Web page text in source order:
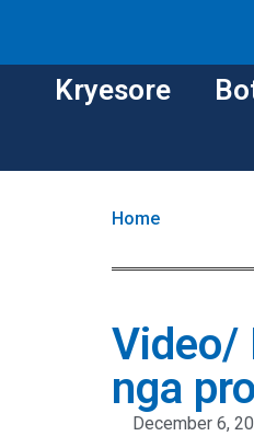
Kryesore
Home
Video/
nga
December 6,